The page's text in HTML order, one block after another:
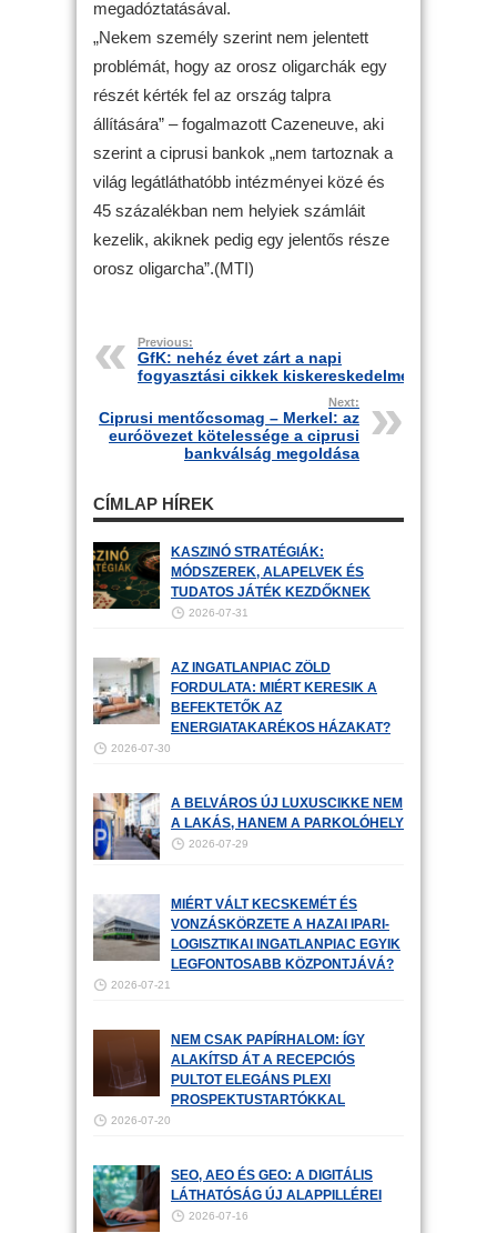
megadóztatásával.
„Nekem személy szerint nem jelentett
problémát, hogy az orosz oligarchák egy
részét kérték fel az ország talpra
állítására” – fogalmazott Cazeneuve, aki
szerint a ciprusi bankok „nem tartoznak a
világ legátláthatóbb intézményei közé és
45 százalékban nem helyiek számláit
kezelik, akiknek pedig egy jelentős része
orosz oligarcha”.(MTI)
Previous:
GfK: nehéz évet zárt a napi
fogyasztási cikkek kiskereskedelme
Next:
Ciprusi mentőcsomag – Merkel: az
euróövezet kötelessége a ciprusi
bankválság megoldása
CÍMLAP HÍREK
KASZINÓ STRATÉGIÁK:
MÓDSZEREK, ALAPELVEK ÉS
TUDATOS JÁTÉK KEZDŐKNEK
2026-07-31
AZ INGATLANPIAC ZÖLD
FORDULATA: MIÉRT KERESIK A
BEFEKTETŐK AZ
ENERGIATAKARÉKOS HÁZAKAT?
2026-07-30
A BELVÁROS ÚJ LUXUSCIKKE NEM
A LAKÁS, HANEM A PARKOLÓHELY
2026-07-29
MIÉRT VÁLT KECSKEMÉT ÉS
VONZÁSKÖRZETE A HAZAI IPARI-
LOGISZTIKAI INGATLANPIAC EGYIK
LEGFONTOSABB KÖZPONTJÁVÁ?
2026-07-21
NEM CSAK PAPÍRHALOM: ÍGY
ALAKÍTSD ÁT A RECEPCIÓS
PULTOT ELEGÁNS PLEXI
PROSPEKTUSTARTÓKKAL
2026-07-20
SEO, AEO ÉS GEO: A DIGITÁLIS
LÁTHATÓSÁG ÚJ ALAPPILLÉREI
2026-07-16